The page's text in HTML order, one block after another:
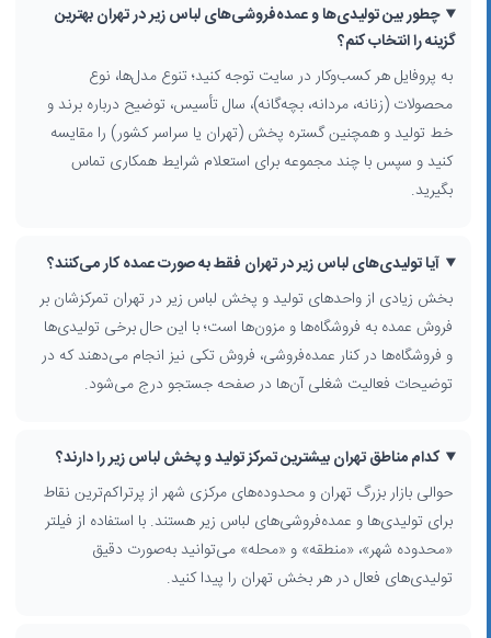
می‌کنند و محصولات خود را به شهرهای دیگر ارسال می‌نمایند.
در پروفایل هر کسب‌وکار می‌توانید به اطلاعاتی مانند آدرس دقیق، شماره
تماس، معرفی برندهای تحت پوشش، سال تأسیس، و توضیحاتی درباره خط
تولید (مثلاً تولید لباس زیر بدون دوخت، سایز بزرگ، ست عروس، یاپخش
لباس خواب زنانه) دسترسی داشته باشید. ذکر مجوز فعالیت و سابقه کار،
معیار مهمی برای انتخاب تأمین‌کننده معتبر در حوزه کارخانه تولید لباس زیر
به‌شمار می‌آید.
برای انتخاب همکاری مطمئن در زمینه عمده فروشی لباس زیرتوجه به چند
بررسی تنوعمدل لباس زیر جدید، ست‌های زنانه و مردانه و انواع لباس راحتی
مطابقت کیفیت پارچه، دوخت و بسته‌بندی با بازار هدف شما
امکان سفارش عمده با طرح اختصاصی یا برند فروشگاه شما
انعطاف‌پذیری در حداقل تعداد سفارش و شرایط ارسال به شهرهای دیگر
با استفاده از فیلترهای پیشرفته سایت، می‌توانید تولیدی‌های نزدیک به محل
از نظر تخصص (زنانه، مردانه، بچه‌گانه، لباس خواب، لباس راحتی) و نوع
همکاری (تولید، پخش، عمده‌فروشی) مقایسه کنید.
چطور بین تولیدی‌ها و عمده‌فروشی‌های لباس زیر در تهران بهترین
گزینه را انتخاب کنم؟
به پروفایل هر کسب‌وکار در سایت توجه کنید؛ تنوع مدل‌ها، نوع
محصولات (زنانه، مردانه، بچه‌گانه)، سال تأسیس، توضیح درباره برند و
خط تولید و همچنین گستره پخش (تهران یا سراسر کشور) را مقایسه
کنید و سپس با چند مجموعه برای استعلام شرایط همکاری تماس
بگیرید.
آیا تولیدی‌های لباس زیر در تهران فقط به صورت عمده کار می‌کنند؟
بخش زیادی از واحدهای تولید و پخش لباس زیر در تهران تمرکزشان بر
فروش عمده به فروشگاه‌ها و مزون‌ها است؛ با این حال برخی تولیدی‌ها
و فروشگاه‌ها در کنار عمده‌فروشی، فروش تکی نیز انجام می‌دهند که در
توضیحات فعالیت شغلی آن‌ها در صفحه جستجو درج می‌شود.
کدام مناطق تهران بیشترین تمرکز تولید و پخش لباس زیر را دارند؟
حوالی بازار بزرگ تهران و محدوده‌های مرکزی شهر از پرتراکم‌ترین نقاط
برای تولیدی‌ها و عمده‌فروشی‌های لباس زیر هستند. با استفاده از فیلتر
«محدوده شهر»، «منطقه» و «محله» می‌توانید به‌صورت دقیق
تولیدی‌های فعال در هر بخش تهران را پیدا کنید.